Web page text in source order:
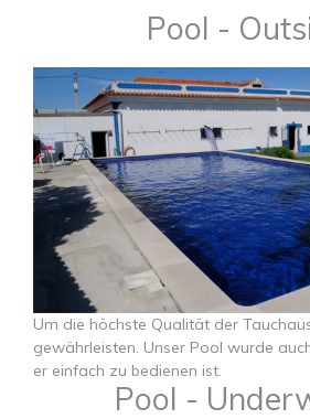
Pool -
​​​​​​​Um die höchste Qualität der
gewährleisten. Unser Pool wurde
er einfach zu bedienen ist.
Pool -